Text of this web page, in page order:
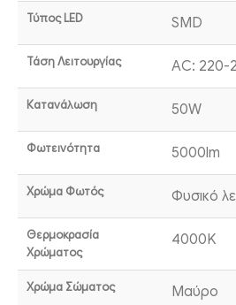
Τύπος LED SMD
Τάση Λειτουργίας AC: 220-
Κατανάλωση 50W
Φωτεινότητα 5000lm
Χρώμα Φωτός Φυσικό
Θερμοκρασία
Χρώματος
4000K
Χρώμα Σώματος Μαύρο